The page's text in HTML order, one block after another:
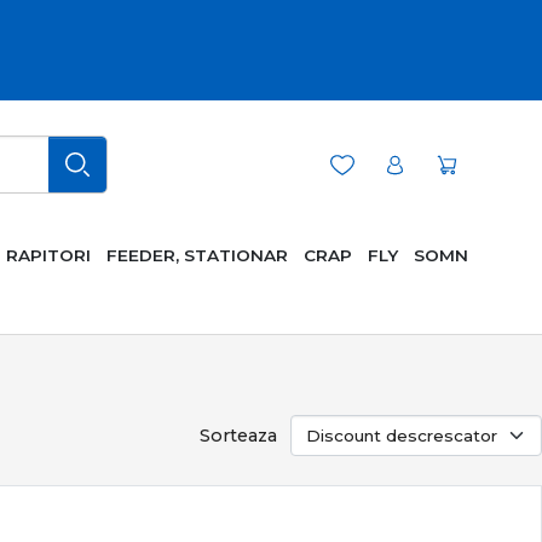
RAPITORI FEEDER, STATIONAR CRAP FLY SOMN
Sorteaza